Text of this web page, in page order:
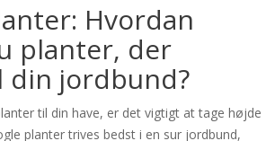
Hvordan
planter, der
din jordbund?
til din have, er det vigtigt at tage højde
planter trives bedst i en sur jordbund,